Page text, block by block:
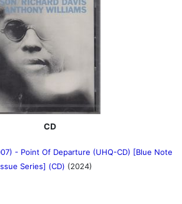
CD
- Point Of Departure (UHQ-CD) [Blue Note
Series] (CD) (2024)